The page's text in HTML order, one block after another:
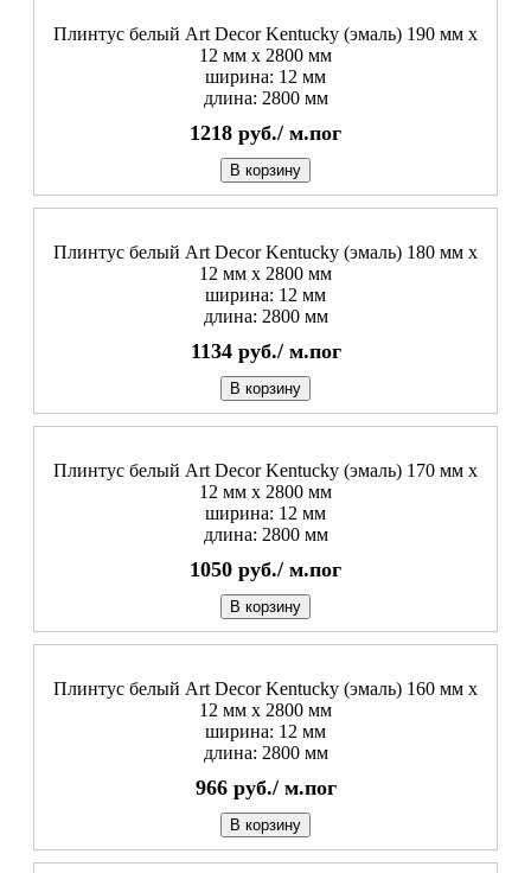
Плинтус белый Art Decor Kentucky (эмаль) 190 мм х
12 мм х 2800 мм
ширина: 12 мм
длина: 2800 мм
1218 руб./ м.пог
В корзину
Плинтус белый Art Decor Kentucky (эмаль) 180 мм х
12 мм х 2800 мм
ширина: 12 мм
длина: 2800 мм
1134 руб./ м.пог
В корзину
Плинтус белый Art Decor Kentucky (эмаль) 170 мм х
12 мм х 2800 мм
ширина: 12 мм
длина: 2800 мм
1050 руб./ м.пог
В корзину
Плинтус белый Art Decor Kentucky (эмаль) 160 мм х
12 мм х 2800 мм
ширина: 12 мм
длина: 2800 мм
966 руб./ м.пог
В корзину